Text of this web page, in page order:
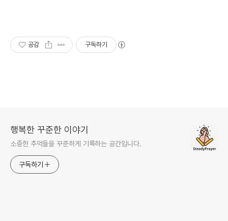
공감 구독하기
행복한 꾸준한 이야기
소중한 추억들을 꾸준하게 기록하는 공간입니다.
구독하기